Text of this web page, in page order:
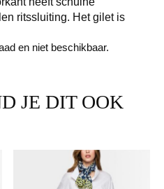
ritssluiting. Het gilet is
en niet beschikbaar.
JE DIT OOK